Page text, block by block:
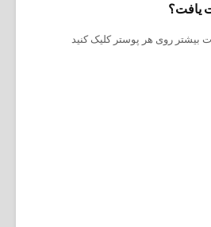
یافت؟
بیشتر روی هر پوستر کلیک کنید